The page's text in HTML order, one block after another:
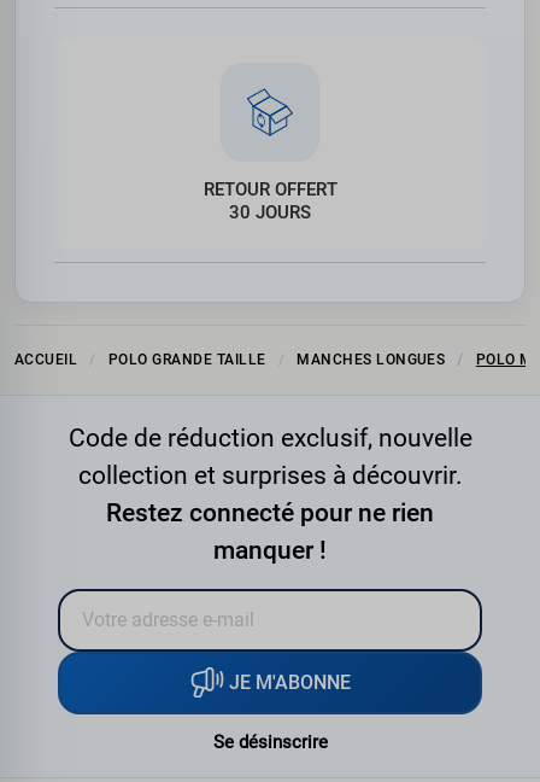
RETOUR OFFERT
30 JOURS
ACCUEIL POLO GRANDE TAILLE MANCHES LONGUES POLO
Code de réduction exclusif, nouvelle
collection et surprises à découvrir.
Restez connecté pour ne rien
manquer !
JE M'ABONNE
Se désinscrire